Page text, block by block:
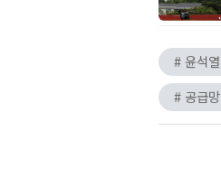
# 윤석열
# 공급망